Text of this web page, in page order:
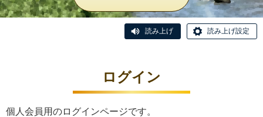
読み上げ 読み上げ設定
ログイン
個人会員用のログインページです。